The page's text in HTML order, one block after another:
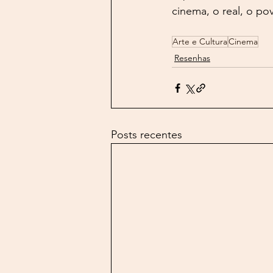
cinema, o real, o
Arte e CulturaCinema
Resenhas
Posts recentes